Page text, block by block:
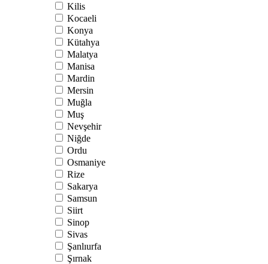
Kilis
Kocaeli
Konya
Kütahya
Malatya
Manisa
Mardin
Mersin
Muğla
Muş
Nevşehir
Niğde
Ordu
Osmaniye
Rize
Sakarya
Samsun
Siirt
Sinop
Sivas
Şanlıurfa
Şırnak